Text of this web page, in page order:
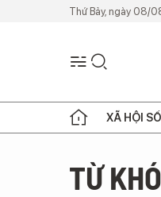
Thứ Bảy, ngày 08/
XÃ HỘI SỐ
TỪ